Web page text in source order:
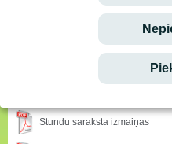
Sveicam svētkos!
Mudīte, Vladislava, Vladislavs
Stundu saraksta izmaiņas